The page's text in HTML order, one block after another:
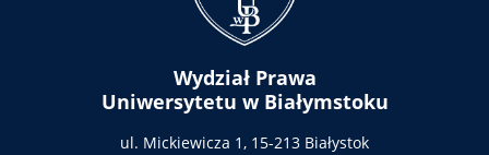
Wydział Prawa
Uniwersytetu w Białymstoku
ul. Mickiewicza 1, 15-213 Białystok